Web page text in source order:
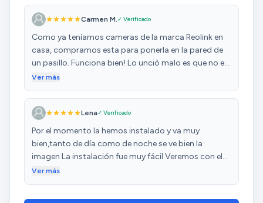
Carmen M. ✓ Verificado
Como ya teníamos cameras de la marca Reolink en
casa, compramos esta para ponerla en la pared de
un pasillo. Funciona bien! Lo unció malo es que no es
parte de nuestro plan de Reolink, pero tenemos la
las funciones de otras cameras de seguridad con un
precio muy bueno.
Ver más
Lena✓ Verificado
Por el momento la hemos instalado y va muy
bien,tanto de día como de noche se ve bien la
imagen La instalación fue muy fácil Veremos con el
tiempo que tal resulta ya que el precio de esta
Ver más